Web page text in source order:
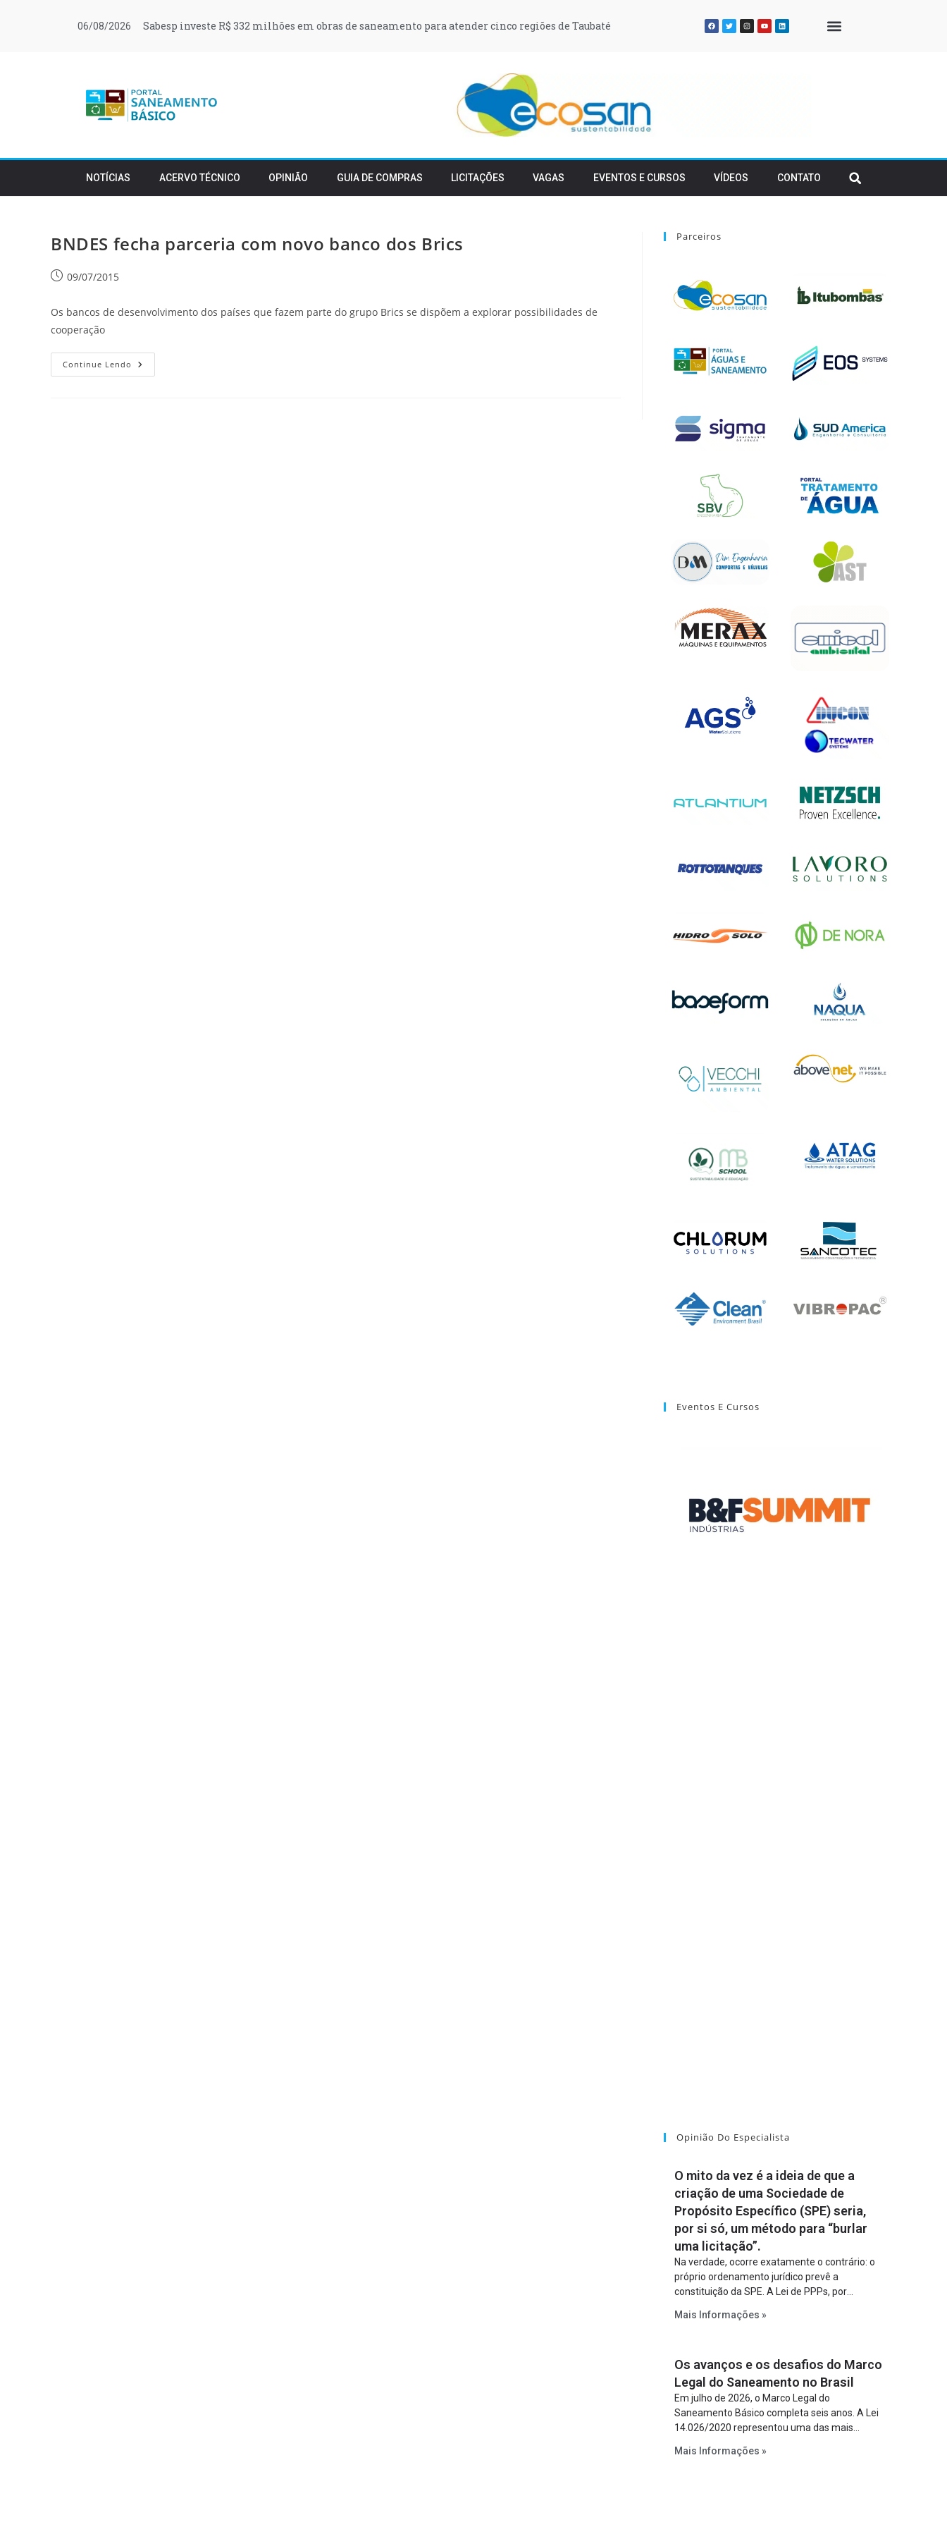
06/08/2026 Sabesp investe R$ 332 milhões em obras de saneamento para atender cinco regiões de Taubaté
NOTÍCIAS ACERVO TÉCNICO OPINIÃO GUIA DE COMPRAS LICITAÇÕES VAGAS EVENTOS E CURSOS VÍDEOS CONTATO
BNDES fecha parceria com novo banco dos Brics
09/07/2015
Os bancos de desenvolvimento dos países que fazem parte do grupo Brics se dispõem a explorar possibilidades de
cooperação
Continue Lendo
Parceiros
Eventos E Cursos
Opinião Do Especialista
O mito da vez é a ideia de que a
criação de uma Sociedade de
Propósito Específico (SPE) seria,
por si só, um método para “burlar
uma licitação”.
Na verdade, ocorre exatamente o contrário: o
próprio ordenamento jurídico prevê a
constituição da SPE. A Lei de PPPs, por
constitua uma SPE para implantar e gerir o
Lei de Concessões, a figura é facultativa e
sujeita a uma escolha racional de projeto a
projeto.
Mais Informações »
Os avanços e os desafios do Marco
Legal do Saneamento no Brasil
Em julho de 2026, o Marco Legal do
Saneamento Básico completa seis anos. A Lei
14.026/2020 representou uma das mais
estabelecer metas claras para a
Mais Informações »